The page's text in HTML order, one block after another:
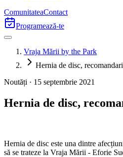
ComunitateaContact
Programează-te
Vraja Mării by the Park
Hernia de disc,
Noutăți · 15 septembrie 2021
Hernia de disc,
Hernia de disc este una dintre
să se trateze la Vraja Mării - Eforie